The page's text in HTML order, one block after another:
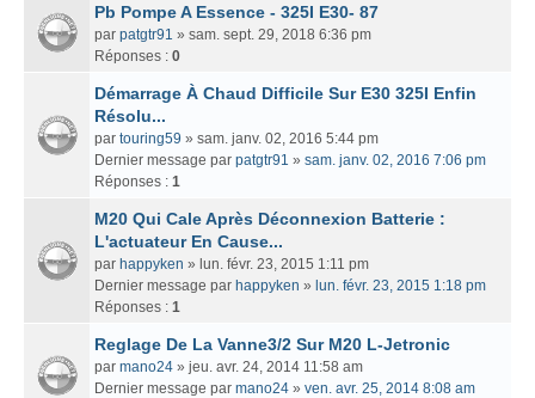
Pb Pompe A Essence - 325I E30- 87
par patgtr91 » sam. sept. 29, 2018 6:36 pm
Réponses : 0
Démarrage À Chaud Difficile Sur E30 325I Enfin
Résolu...
par touring59 » sam. janv. 02, 2016 5:44 pm
Dernier message par patgtr91 » sam. janv. 02, 2016 7:06 pm
Réponses : 1
M20 Qui Cale Après Déconnexion Batterie :
L'actuateur En Cause...
par happyken » lun. févr. 23, 2015 1:11 pm
Dernier message par happyken » lun. févr. 23, 2015 1:18 pm
Réponses : 1
Reglage De La Vanne3/2 Sur M20 L-Jetronic
par mano24 » jeu. avr. 24, 2014 11:58 am
Dernier message par mano24 » ven. avr. 25, 2014 8:08 am